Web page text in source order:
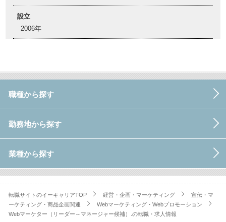
設立
2006年
職種から探す
勤務地から探す
業種から探す
転職サイトのイーキャリアTOP 経営・企画・マーケティング
宣伝・マ
ーケティング・商品企画関連
Webマーケティング・Webプロモーション
Webマーケター（リーダー～マネージャー候補）.の転職・求人情報